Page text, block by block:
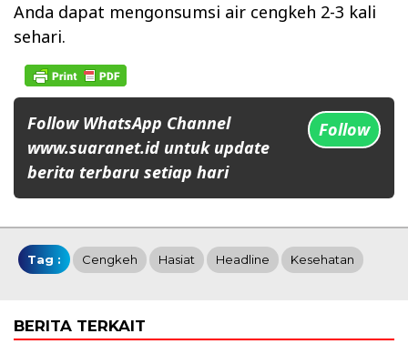
Anda dapat mengonsumsi air cengkeh 2-3 kali
sehari.
Follow WhatsApp Channel
www.suaranet.id untuk update
berita terbaru setiap hari
Follow
Tag : Cengkeh Hasiat Headline Kesehatan
BERITA TERKAIT